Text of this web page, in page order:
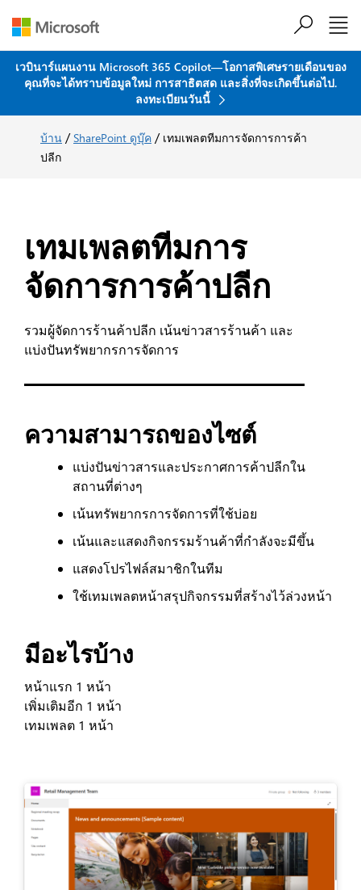
เวบินาร์แผนงาน Microsoft 365 Copilot—โอกาสพิเศษรายเดือนของ
คุณที่จะได้ทราบข้อมูลใหม่ การสาธิตสด และสิ่งที่จะเกิดขึ้นต่อไป.
ลงทะเบียนวันนี้
บ้าน /SharePoint ดูบุ๊ค / เทมเพลตทีมการจัดการการค้า
ปลีก
เทมเพลตทีมการ
จัดการการค้าปลีก
รวมผู้จัดการร้านค้าปลีก เน้นข่าวสารร้านค้า และ
แบ่งปันทรัพยากรการจัดการ
ความสามารถของไซต์
แบ่งปันข่าวสารและประกาศการค้าปลีกใน
สถานที่ต่างๆ
เน้นทรัพยากรการจัดการที่ใช้บ่อย
เน้นและแสดงกิจกรรมร้านค้าที่กำลังจะมีขึ้น
แสดงโปรไฟล์สมาชิกในทีม
ใช้เทมเพลตหน้าสรุปกิจกรรมที่สร้างไว้ล่วงหน้า
มีอะไรบ้าง
หน้าแรก 1 หน้า
เพิ่มเติมอีก 1 หน้า
เทมเพลต 1 หน้า